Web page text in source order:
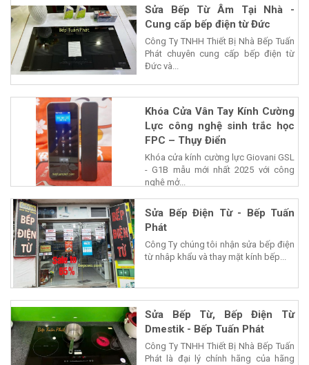
Sửa Bếp Từ Âm Tại Nhà -
Cung cấp bếp điện từ Đức
Công Ty TNHH Thiết Bị Nhà Bếp Tuấn
Phát chuyên cung cấp bếp điện từ
Đức và...
Khóa Cửa Vân Tay Kính Cường
Lực công nghệ sinh trắc học
FPC – Thụy Điển
Khóa cửa kính cường lực Giovani GSL
- G1B mẫu mới nhất 2025 với công
nghệ mở...
Sửa Bếp Điện Từ - Bếp Tuấn
Phát
Công Ty chúng tôi nhận sửa bếp điện
từ nhâp khẩu và thay mặt kính bếp...
Sửa Bếp Từ, Bếp Điện Từ
Dmestik - Bếp Tuấn Phát
Công Ty TNHH Thiết Bị Nhà Bếp Tuấn
Phát là đại lý chính hãng của hãng